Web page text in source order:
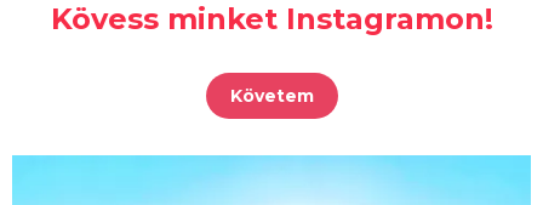
Kövess minket Instagramon!
Követem